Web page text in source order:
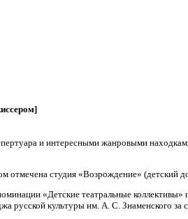
и интересными жанровыми
отмечена студия «Возрождение» (детский
«Детские театральные коллективы»
русской культуры им. А. С. Знаменского за